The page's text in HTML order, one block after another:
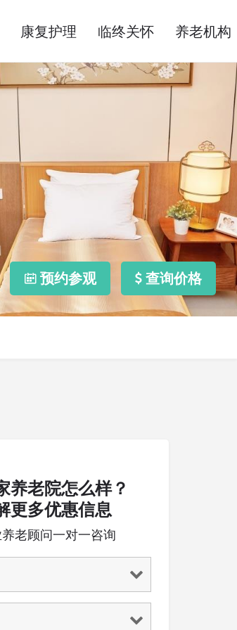
康复护理 临终关怀 养老机构
预约参观 查询价格
养老院怎么样？
更多优惠信息
老顾问一对一咨询